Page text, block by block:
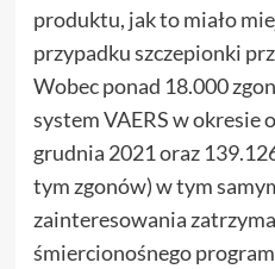
produktu, jak to miało
przypadku szczepionki
Wobec ponad 18.000
system VAERS w okresie
grudnia 2021 oraz
tym zgonów) w tym
zainteresowania
śmiercionośnego